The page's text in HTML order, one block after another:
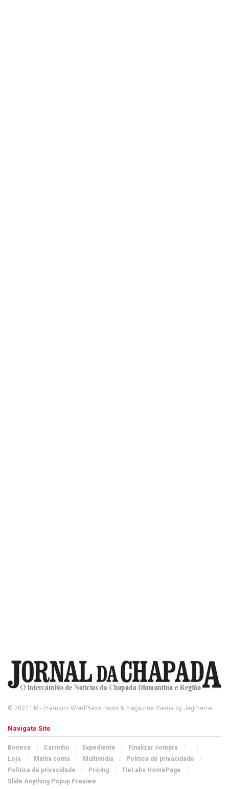
© 2022 FM - Premium WordPress news & magazine theme by Jegtheme.
Navigate Site
Boneca Carrinho Expediente
Finalizar compra
Loja
Minha conta Multimídia
Política de privacidade
Política de privacidade
Pricing
TieLabs HomePage
Slide Anything Popup Preview